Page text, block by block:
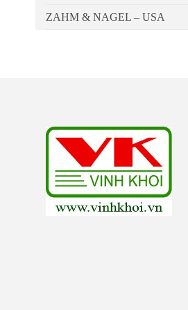
ZAHM & NAGEL – USA